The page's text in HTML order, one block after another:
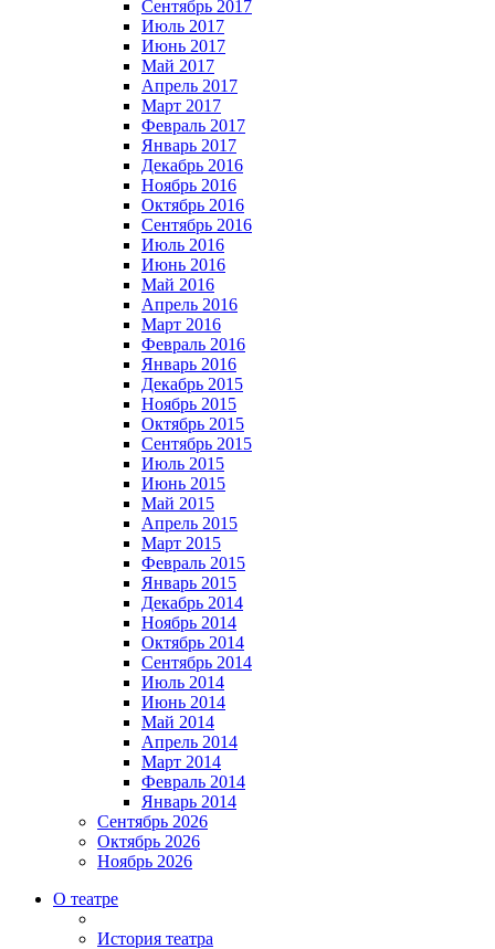
Сентябрь 2017
Июль 2017
Июнь 2017
Май 2017
Апрель 2017
Март 2017
Февраль 2017
Январь 2017
Декабрь 2016
Ноябрь 2016
Октябрь 2016
Сентябрь 2016
Июль 2016
Июнь 2016
Май 2016
Апрель 2016
Март 2016
Февраль 2016
Январь 2016
Декабрь 2015
Ноябрь 2015
Октябрь 2015
Сентябрь 2015
Июль 2015
Июнь 2015
Май 2015
Апрель 2015
Март 2015
Февраль 2015
Январь 2015
Декабрь 2014
Ноябрь 2014
Октябрь 2014
Сентябрь 2014
Июль 2014
Июнь 2014
Май 2014
Апрель 2014
Март 2014
Февраль 2014
Январь 2014
Сентябрь 2026
Октябрь 2026
Ноябрь 2026
О театре
История театра